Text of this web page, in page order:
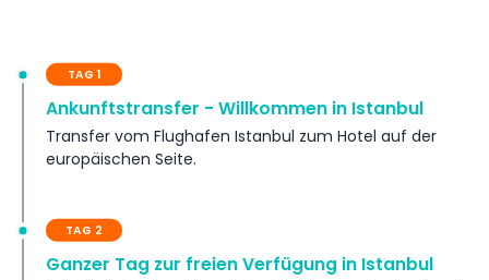
Bursa ist eine große Stadt im Nordwesten der Türkei,
gelegen an den Hängen des etwa 2.500 m hohen Berges
Uludağ in der Nähe des Marmarameers. Die Stadt ist
bekannt für ihre Moscheen und historischen Stätten aus
der frühen osmanischen Zeit. Sie wird "Yeşil Bursa" (Grünes
Moschee) aus dem 14. Jahrhundert verfügt über
Seltschukische Bögen und 20 Kuppeln.
TAG 1
Ankunftstransfer - Willkommen in Istanbul
Transfer vom Flughafen Istanbul zum Hotel auf der
europäischen Seite.
TAG 2
Ganzer Tag zur freien Verfügung in Istanbul